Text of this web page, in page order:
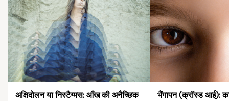
अक्षिदोलन या निस्टैग्मस: आँख की अनैच्छिक
भैंगापन (क्रॉस्ड आई):